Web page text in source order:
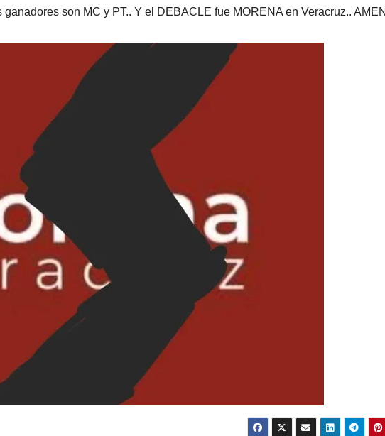
son MC y PT.. Y el DEBACLE fue MORENA en Veracruz.. AMEN